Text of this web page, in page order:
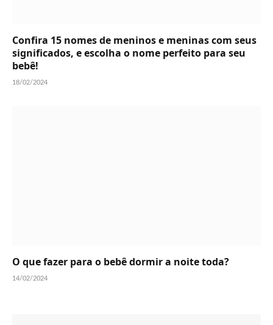
Confira 15 nomes de meninos e meninas com seus
significados, e escolha o nome perfeito para seu
bebê!
18/02/2024
O que fazer para o bebê dormir a noite toda?
14/02/2024